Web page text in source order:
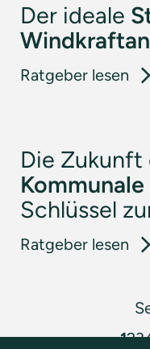
Der ideale
Ratgeber lesen :
Die Zukunft
Schlüssel
Ratgeber lesen :
123